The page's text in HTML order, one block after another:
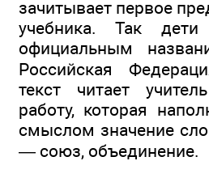
зачитывает первое
учебника. Так
официальным
Российская
текст читает
работу, которая
смыслом значение
— союз, объединение.